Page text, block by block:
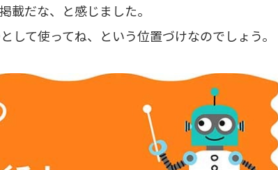
載だな、と感じました。
して使ってね、という位置づけなのでしょう。